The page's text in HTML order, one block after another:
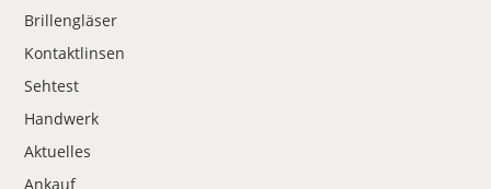
Brillengläser
Kontaktlinsen
Sehtest
Handwerk
Aktuelles
Ankauf